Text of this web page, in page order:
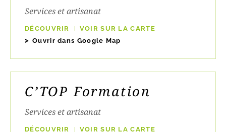
Services et artisanat
DÉCOUVRIR
VOIR SUR LA CARTE
Ouvrir dans Google Map
C’TOP Formation
Services et artisanat
DÉCOUVRIR VOIR SUR LA CARTE